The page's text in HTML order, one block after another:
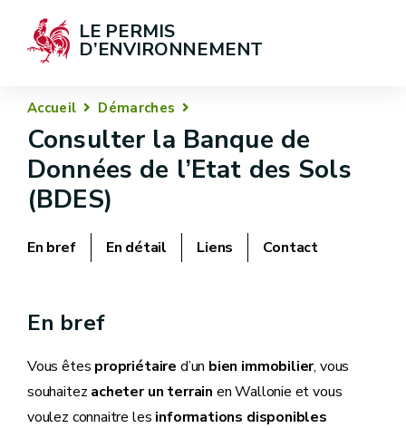
LE PERMIS
D’ENVIRONNEMENT
Accueil Démarches
Consulter la Banque de
Données de l’Etat des Sols
(BDES)
En bref En détail Liens Contact
En bref
Vous êtes propriétaire d’un bien immobilier, vous
souhaitez acheter un terrain en Wallonie et vous
voulez connaitre les informations disponibles